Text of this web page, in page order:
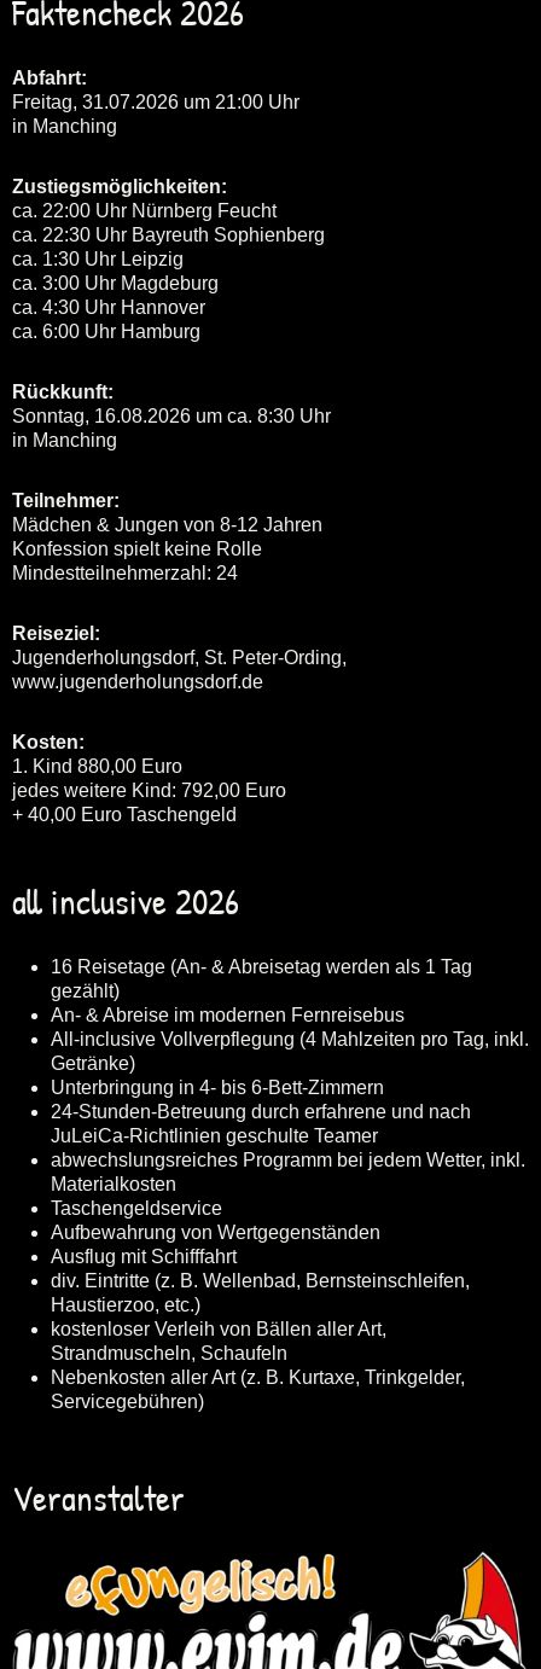
Faktencheck 2026
Abfahrt:
Freitag, 31.07.2026 um 21:00 Uhr
in Manching
Zustiegsmöglichkeiten:
ca. 22:00 Uhr Nürnberg Feucht
ca. 22:30 Uhr Bayreuth Sophienberg
ca. 1:30 Uhr Leipzig
ca. 3:00 Uhr Magdeburg
ca. 4:30 Uhr Hannover
ca. 6:00 Uhr Hamburg
Rückkunft:
Sonntag, 16.08.2026 um ca. 8:30 Uhr
in Manching
Teilnehmer:
Mädchen & Jungen von 8-12 Jahren
Konfession spielt keine Rolle
Mindestteilnehmerzahl: 24
Reiseziel:
Jugenderholungsdorf, St. Peter-Ording,
www.jugenderholungsdorf.de
Kosten:
1. Kind 880,00 Euro
jedes weitere Kind: 792,00 Euro
+ 40,00 Euro Taschengeld
all inclusive 2026
16 Reisetage (An- & Abreisetag werden als 1 Tag
gezählt)
An- & Abreise im modernen Fernreisebus
All-inclusive Vollverpflegung (4 Mahlzeiten pro Tag, inkl.
Getränke)
Unterbringung in 4- bis 6-Bett-Zimmern
24-Stunden-Betreuung durch erfahrene und nach
JuLeiCa-Richtlinien geschulte Teamer
abwechslungsreiches Programm bei jedem Wetter, inkl.
Materialkosten
Taschengeldservice
Aufbewahrung von Wertgegenständen
Ausflug mit Schifffahrt
div. Eintritte (z. B. Wellenbad, Bernsteinschleifen,
Haustierzoo, etc.)
kostenloser Verleih von Bällen aller Art,
Strandmuscheln, Schaufeln
Nebenkosten aller Art (z. B. Kurtaxe, Trinkgelder,
Servicegebühren)
Veranstalter